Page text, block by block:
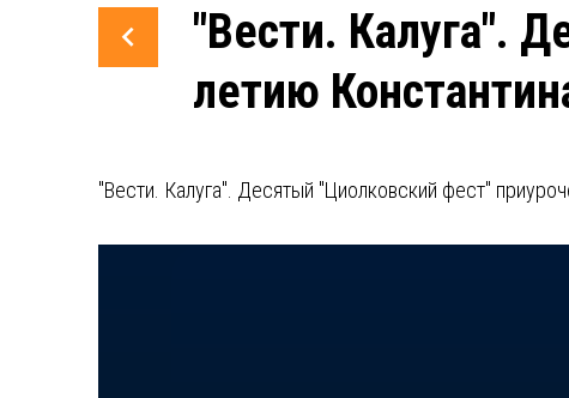
"Вести. Калуга".
летию
"Вести. Калуга". Десятый "Циолковский фест"